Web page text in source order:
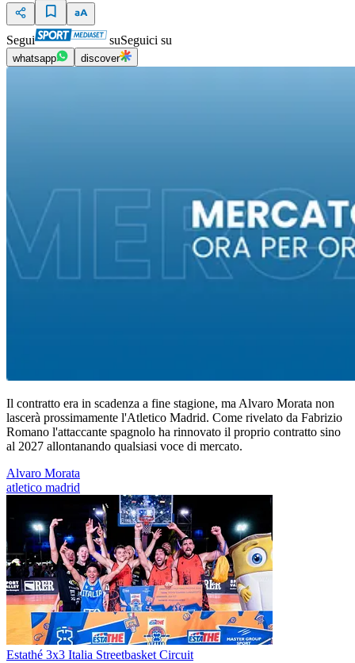
Segui suSeguici su
whatsapp discover
Il contratto era in scadenza a fine stagione, ma Alvaro Morata non
lascerà prossimamente l'Atletico Madrid. Come rivelato da Fabrizio
Romano l'attaccante spagnolo ha rinnovato il proprio contratto sino
al 2027 allontanando qualsiasi voce di mercato.
Alvaro Morata
atletico madrid
Estathé 3x3 Italia Streetbasket Circuit